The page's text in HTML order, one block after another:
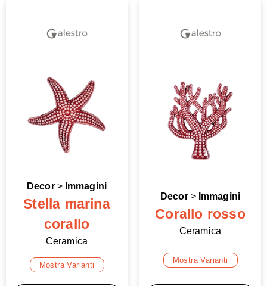
Decor> Immagini
Stella marina
corallo
Ceramica
Mostra Varianti
Decor> Immagini
Corallo rosso
Ceramica
Mostra Varianti